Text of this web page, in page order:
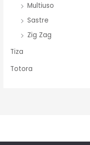
Multiuso
Sastre
Zig Zag
Tiza
Totora